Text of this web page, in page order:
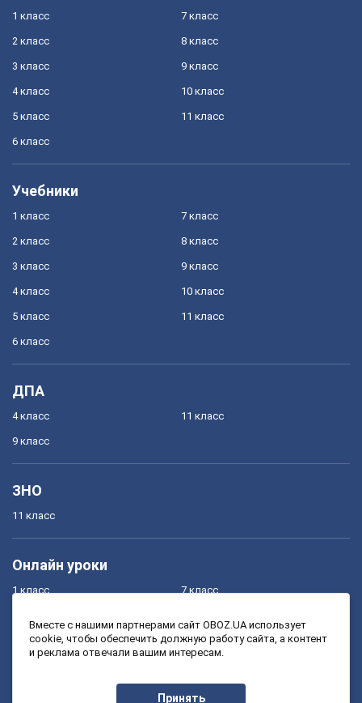
1 класс
2 класс
3 класс
4 класс
5 класс
6 класс
7 класс
8 класс
9 класс
10 класс
11 класс
Учебники
1 класс
2 класс
3 класс
4 класс
5 класс
6 класс
7 класс
8 класс
9 класс
10 класс
11 класс
ДПА
4 класс
9 класс
11 класс
ЗНО
11 класс
Онлайн уроки
1 класс
3 класс
7 класс
9 класс
Вместе с нашими партнерами сайт OBOZ.UA использует
cookie, чтобы обеспечить должную работу сайта, а контент
и реклама отвечали вашим интересам.
Принять